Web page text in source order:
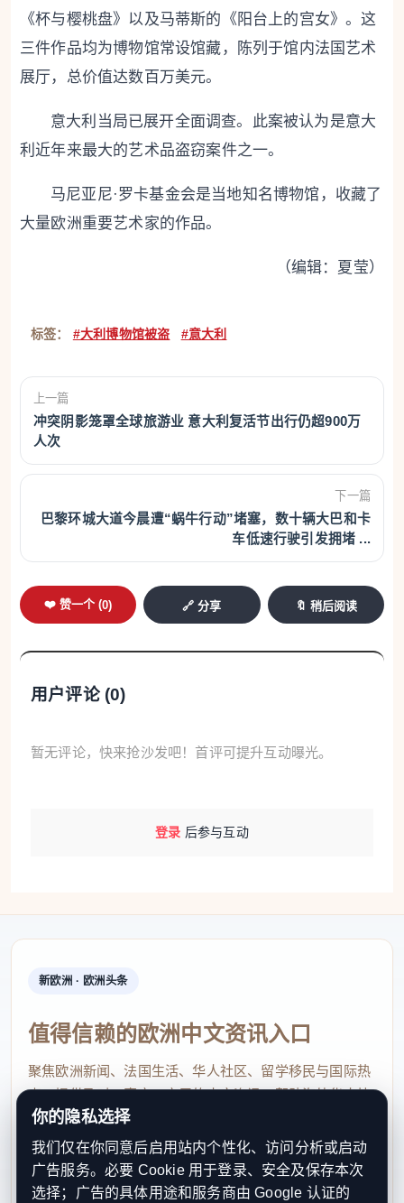
《杯与樱桃盘》以及马蒂斯的《阳台上的宫女》。这
三件作品均为博物馆常设馆藏，陈列于馆内法国艺术
展厅，总价值达数百万美元。
意大利当局已展开全面调查。此案被认为是意大
利近年来最大的艺术品盗窃案件之一。
马尼亚尼·罗卡基金会是当地知名博物馆，收藏了
大量欧洲重要艺术家的作品。
（编辑：夏莹）
标签： #大利博物馆被盗 #意大利
上一篇
冲突阴影笼罩全球旅游业 意大利复活节出行仍超900万
人次
下一篇
巴黎环城大道今晨遭“蜗牛行动”堵塞，数十辆大巴和卡
车低速行驶引发拥堵 ...
❤️ 赞一个 (0) 🔗 分享 🔖 稍后阅读
用户评论 (0)
暂无评论，快来抢沙发吧！首评可提升互动曝光。
登录 后参与互动
新欧洲 · 欧洲头条
值得信赖的欧洲中文资讯入口
聚焦欧洲新闻、法国生活、华人社区、留学移民与国际热
点，提供及时、真实、实用的中文资讯，帮助海外华人快
速了解欧洲动态。
contact@xinouzhou.com
服务支持、版权与合作：工作日优先处理站务、投稿与权
你的隐私选择
我们仅在你同意后启用站内个性化、访问分析或启动
广告服务。必要 Cookie 用于登录、安全及保存本次
选择；广告的具体用途和服务商由 Google 认证的